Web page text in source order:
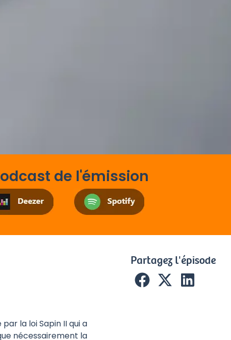
de l'émission
la loi Sapin II qui a
nécessairement la
Partagez l'épisode